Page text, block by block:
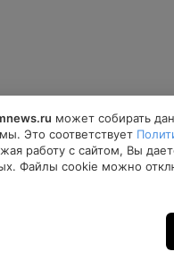
может собирать
Это соответствует
работу с сайтом, Вы
Файлы cookie можно